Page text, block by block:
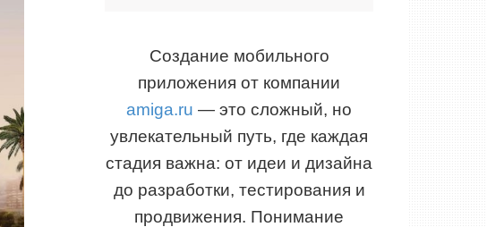
Создание мобильного
приложения от компании
amiga.ru — это сложный, но
увлекательный путь, где каждая
стадия важна: от идеи и дизайна
до разработки, тестирования и
продвижения. Понимание